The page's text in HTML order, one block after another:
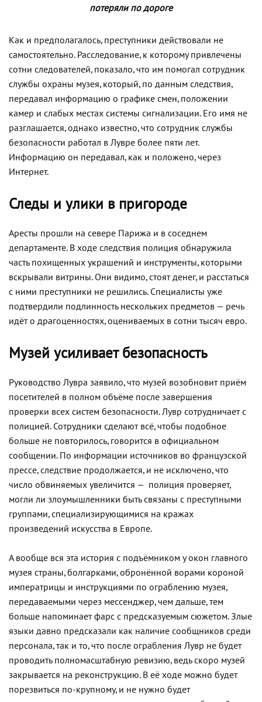
потеряли по дороге
Как и предполагалось, преступники действовали не
самостоятельно. Расследование, к которому привлечены
сотни следователей, показало, что им помогал сотрудник
службы охраны музея, который, по данным следствия,
передавал информацию о графике смен, положении
камер и слабых местах системы сигнализации. Его имя не
разглашается, однако известно, что сотрудник службы
безопасности работал в Лувре более пяти лет.
Информацию он передавал, как и положено, через
Интернет.
Следы и улики в пригороде
Аресты прошли на севере Парижа и в соседнем
департаменте. В ходе следствия полиция обнаружила
часть похищенных украшений и инструменты, которыми
вскрывали витрины. Они видимо, стоят денег, и расстаться
с ними преступники не решились. Специалисты уже
подтвердили подлинность нескольких предметов — речь
идёт о драгоценностях, оцениваемых в сотни тысяч евро.
Музей усиливает безопасность
Руководство Лувра заявило, что музей возобновит приём
посетителей в полном объёме после завершения
проверки всех систем безопасности. Лувр сотрудничает с
полицией. Сотрудники сделают всё, чтобы подобное
больше не повторилось, говорится в официальном
сообщении. По информации источников во французской
прессе, следствие продолжается, и не исключено, что
число обвиняемых увеличится — полиция проверяет,
могли ли злоумышленники быть связаны с преступными
группами, специализирующимися на кражах
произведений искусства в Европе.
А вообще вся эта история с подъёмником у окон главного
музея страны, болгарками, обронённой ворами короной
императрицы и инструкциями по ограблению музея,
передаваемыми через мессенджер, чем дальше, тем
больше напоминает фарс с предсказуемым сюжетом. Злые
языки давно предсказали как наличие сообщников среди
персонала, так и то, что после ограбления Лувр не будет
проводить полномасштабную ревизию, ведь скоро музей
закрывается на реконструкцию. В её ходе можно будет
порезвиться по-крупному, и не нужно будет